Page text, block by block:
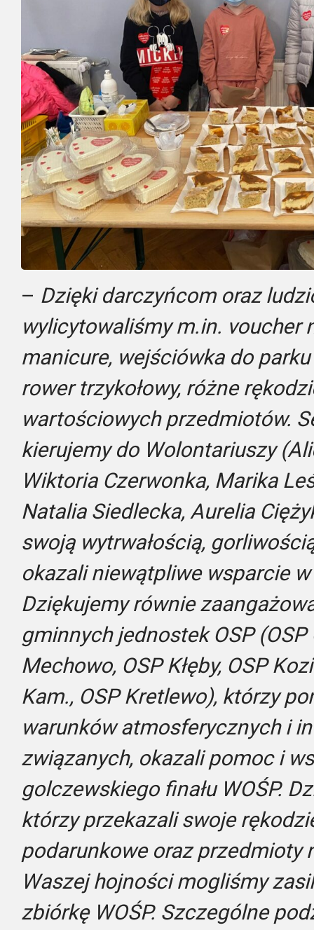
– Dzięki darczyńcom oraz
wylicytowaliśmy m.in. voucher
manicure, wejściówka do
rower trzykołowy, różne
wartościowych przedmiotów.
kierujemy do Wolontariuszy
Wiktoria Czerwonka, Marika
Natalia Siedlecka, Aurelia
swoją wytrwałością,
okazali niewątpliwe wsparcie w
Dziękujemy równie
gminnych jednostek OSP (OSP
Mechowo, OSP Kłęby, OSP
Kam., OSP Kretlewo), którzy
warunków atmosferycznych i
związanych, okazali pomoc i
golczewskiego finału WOŚP.
którzy przekazali swoje
podarunkowe oraz przedmioty
Waszej hojności mogliśmy
zbiórkę WOŚP. Szczególne